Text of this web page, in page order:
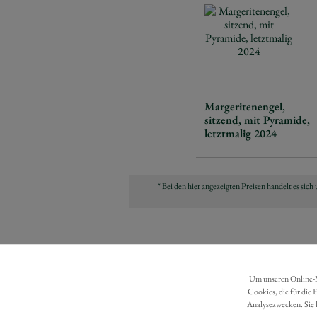
Margeritenengel,
sitzend, mit Pyramide,
letztmalig 2024
* Bei den hier angezeigten Preisen handelt es
Um unseren
Cookies, die für die
Analysezwecken.